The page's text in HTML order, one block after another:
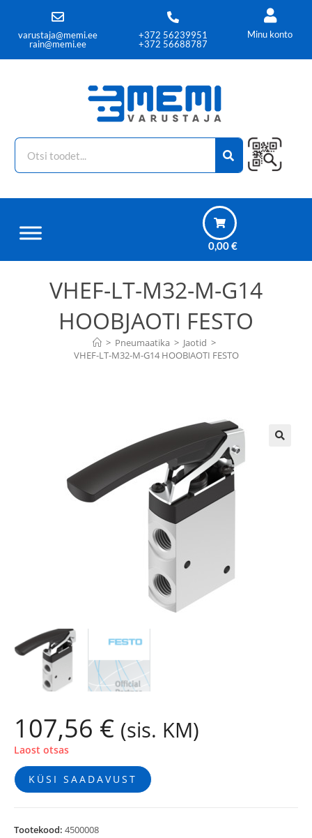
varustaja@memi.ee
rain@memi.ee
+372 56239951
+372 56688787
Minu konto
0,00€
VHEF-LT-M32-M-G14
HOOBJAOTI FESTO
> Pneumaatika > Jaotid >
VHEF-LT-M32-M-G14 HOOBJAOTI FESTO
107,56 € (sis. KM)
Laost otsas
KÜSI SAADAVUST
Tootekood: 4500008